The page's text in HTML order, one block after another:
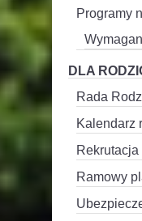
Programy
DLA
Rada
Kalendarz
Rekrutacja
Ramowy